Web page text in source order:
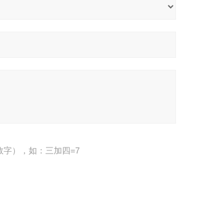
字），如：三加四=7